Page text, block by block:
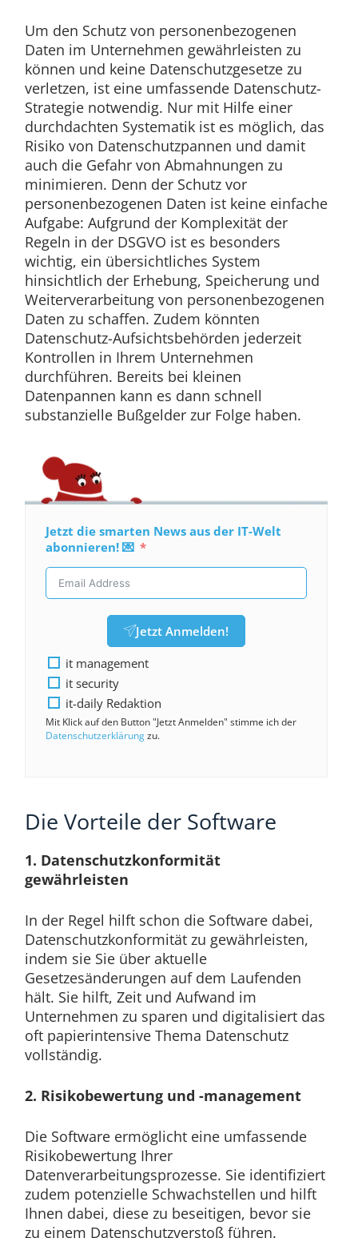
Um den Schutz von personenbezogenen
Daten im Unternehmen gewährleisten zu
können und keine Datenschutzgesetze zu
verletzen, ist eine umfassende Datenschutz-
Strategie notwendig. Nur mit Hilfe einer
durchdachten Systematik ist es möglich, das
Risiko von Datenschutzpannen und damit
auch die Gefahr von Abmahnungen zu
minimieren. Denn der Schutz vor
personenbezogenen Daten ist keine einfache
Aufgabe: Aufgrund der Komplexität der
Regeln in der DSGVO ist es besonders
wichtig, ein übersichtliches System
hinsichtlich der Erhebung, Speicherung und
Weiterverarbeitung von personenbezogenen
Daten zu schaffen. Zudem könnten
Datenschutz-Aufsichtsbehörden jederzeit
Kontrollen in Ihrem Unternehmen
durchführen. Bereits bei kleinen
Datenpannen kann es dann schnell
substanzielle Bußgelder zur Folge haben.
Jetzt die smarten News aus der IT-Welt
abonnieren! 💌
Jetzt Anmelden!
it management
it security
it-daily Redaktion
Mit Klick auf den Button "Jetzt Anmelden" stimme ich der
Datenschutzerklärungzu.
Die Vorteile der Software
1. Datenschutzkonformität
gewährleisten
In der Regel hilft schon die Software dabei,
Datenschutzkonformität zu gewährleisten,
indem sie Sie über aktuelle
Gesetzesänderungen auf dem Laufenden
hält. Sie hilft, Zeit und Aufwand im
Unternehmen zu sparen und digitalisiert das
oft papierintensive Thema Datenschutz
vollständig.
2. Risikobewertung und -management
Die Software ermöglicht eine umfassende
Risikobewertung Ihrer
Datenverarbeitungsprozesse. Sie identifiziert
zudem potenzielle Schwachstellen und hilft
Ihnen dabei, diese zu beseitigen, bevor sie
zu einem Datenschutzverstoß führen.